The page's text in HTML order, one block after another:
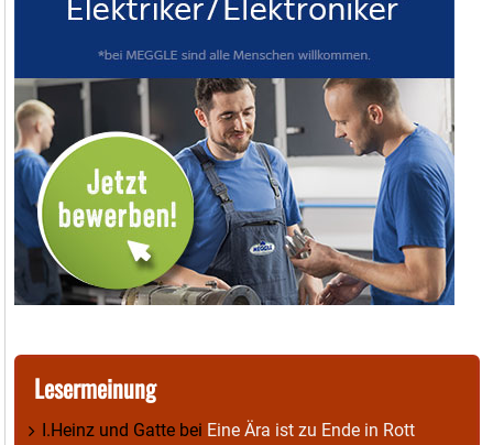
Lesermeinung
I.Heinz und Gatte bei Eine Ära ist zu Ende in Rott